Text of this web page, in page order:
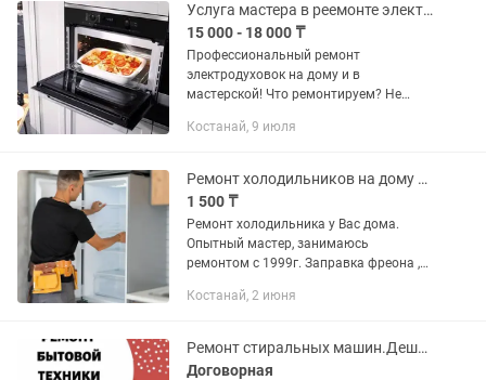
Услуга мастера в реемонте электродуховок в Костанае Аль-Фараби 100
15 000 - 18 000 ₸
Профессиональный ремонт
электродуховок на дому и в
мастерской! Что ремонтируем? Не
ТЭНа, термостата, переключателей
с...
Костанай, 9 июля
Ремонт холодильников на дому в Костанае.
1 500 ₸
Ремонт холодильника у Вас дома.
Опытный мастер, занимаюсь
ремонтом с 1999г. Заправка фреона ,
термостата.Гарантийный
Костанай, 2 июня
Ремонт стиральных машин.Дешевле не бывает,Звоните убедитесь
Договорная